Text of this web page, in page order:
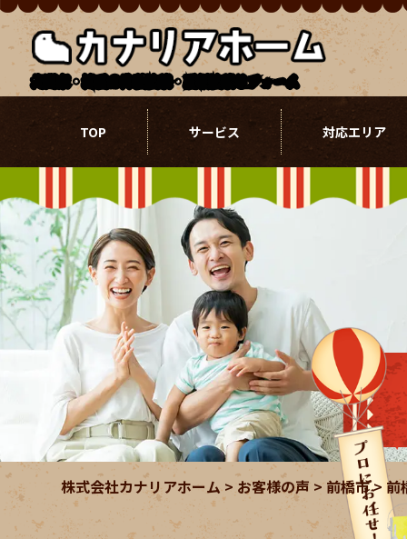
北関東・埼玉の外壁塗装・屋根塗装リフォーム
TOP サービス 対応エリア
株式会社カナリアホーム>お客様の声 > 前橋市> 前